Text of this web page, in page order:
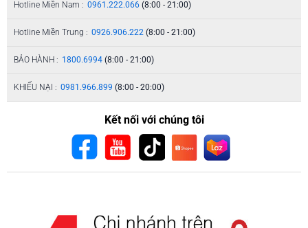
Hotline Miền Nam : 0961.222.066 (8:00 - 21:00)
Hotline Miền Trung : 0926.906.222 (8:00 - 21:00)
BẢO HÀNH : 1800.6994 (8:00 - 21:00)
KHIẾU NẠI : 0981.966.899 (8:00 - 20:00)
Kết nối với chúng tôi